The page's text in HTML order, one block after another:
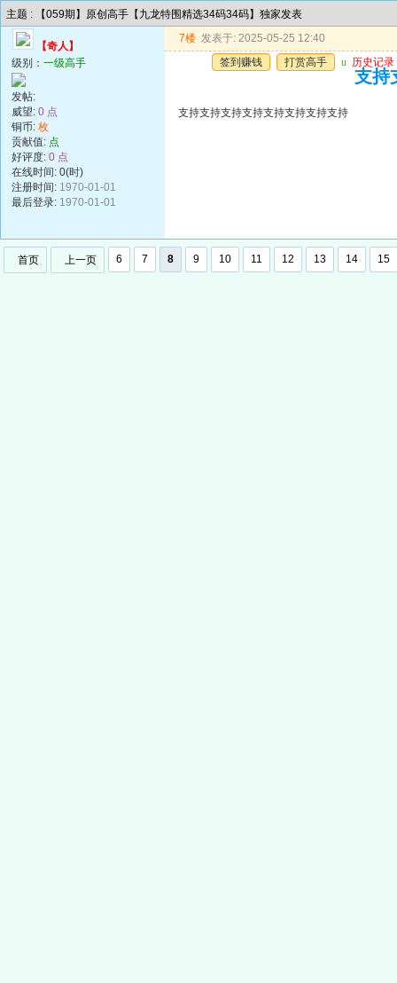
主题 : 【059期】原创高手【九龙特围精选34码34码】独家发表
【奇人】
级别： 一级高手
发帖:
威望: 0 点
铜币: 枚
贡献值: 点
好评度: 0 点
在线时间: 0(时)
注册时间: 1970-01-01
最后登录: 1970-01-01
7楼 发表于: 2025-05-25 12:40
签到赚钱
打赏高手 u 历史记录
支持
支持支持支持支持支持支持支持支持
首页 上一页 6 7 8 9 10 11 12 13 14 15